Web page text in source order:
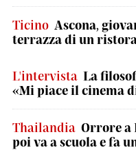
Ticino Ascona,
terrazza di un
L'intervista La
«Mi piace il cinema
Thailandia Orrore a
poi va a scuola e fa